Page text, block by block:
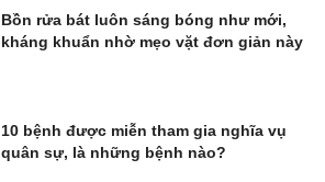
Bồn rửa bát luôn sáng bóng như mới,
kháng khuẩn nhờ mẹo vặt đơn giản này
10 bệnh được miễn tham gia nghĩa vụ
quân sự, là những bệnh nào?